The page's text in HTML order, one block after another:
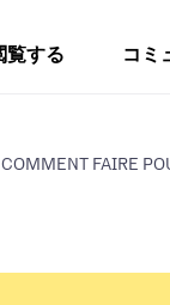
覧する コミ
COMMENT FAIRE